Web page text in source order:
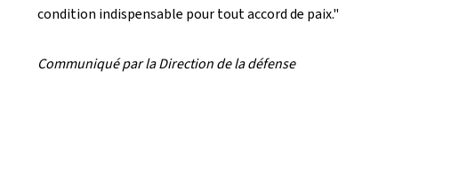
condition indispensable pour tout accord de paix."
Communiqué par la Direction de la défense